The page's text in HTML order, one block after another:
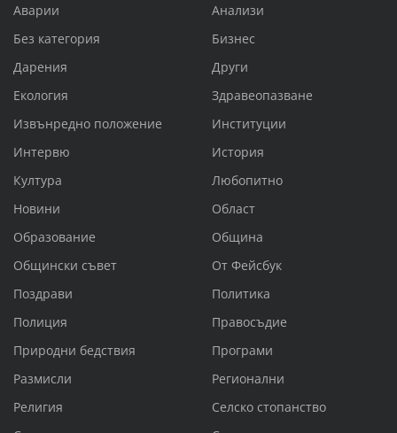
Аварии
Анализи
Без категория
Бизнес
Дарения
Други
Екология
Здравеопазване
Извънредно положение
Институции
Интервю
История
Култура
Любопитно
Новини
Област
Образование
Община
Общински съвет
От Фейсбук
Поздрави
Политика
Полиция
Правосъдие
Природни бедствия
Програми
Размисли
Регионални
Религия
Селско стопанство